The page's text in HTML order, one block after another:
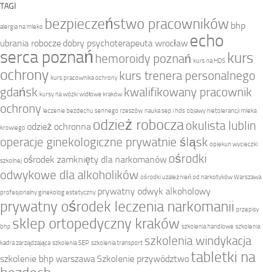
TAGI
alergia na mleko bezpieczeństwo pracowników bhp
ubrania robocze dobry psychoterapeuta wrocław echo
serca poznań hemoroidy poznań kurs na HDS kurs
ochrony kurs pracownika ochrony kurs trenera personalnego
gdańsk kursy na wózki widłowe kraków kwalifikowany pracownik
ochrony leczenie bezdechu sennego rzeszów nauka sep i hds objawy nietolerancji mleka
krowiego odzież ochronna odzież robocza okulista lublin
operacje ginekologiczne prywatnie śląsk opiekun wycieczki
szkolnej ośrodek zamknięty dla narkomanów ośrodki
odwykowe dla alkoholików ośrodki uzależnień od narkotyków Warszawa
profesjonalny ginekolog estetyczny prywatny odwyk alkoholowy
prywatny ośrodek leczenia narkomanii przepisy
bhp sklep ortopedyczny kraków szkolenia handlowe szkolenia
kadra zarządzająca szkolenia SEP szkolenia transport szkolenia windykacja
szkolenie bhp warszawa Szkolenie przywództwotabletki na